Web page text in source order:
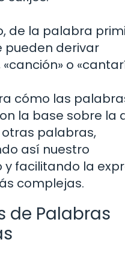
de la palabra
pueden derivar
o
cómo las
la base sobre la
palabras,
así nuestro
y facilitando la
complejas.
de Palabras